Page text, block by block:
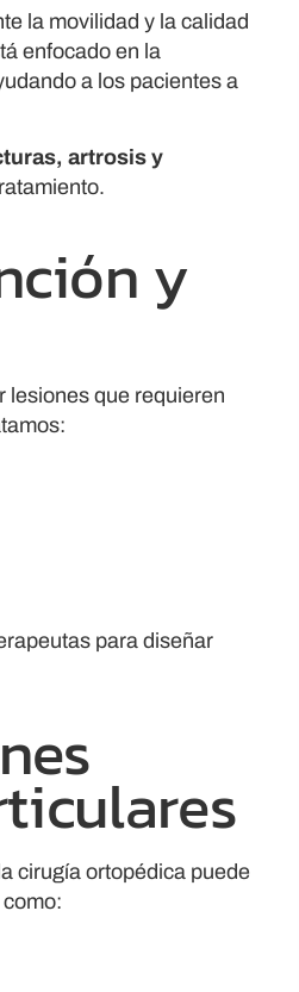
la movilidad y la calidad
enfocado en la
a los pacientes a
artrosis y
y
lesiones que requieren
para diseñar
cirugía ortopédica puede